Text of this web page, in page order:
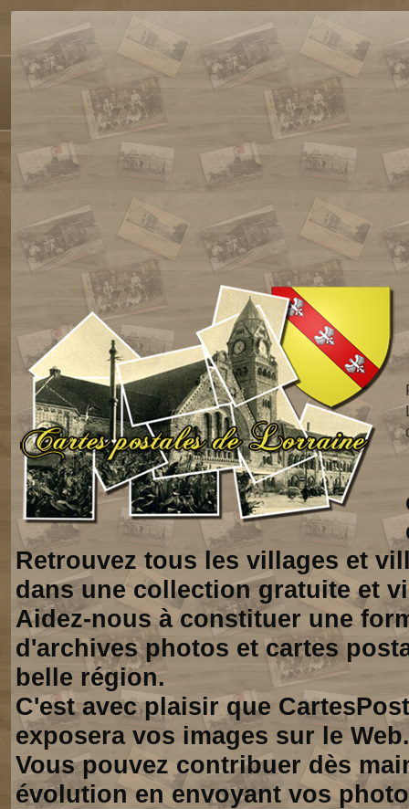
Retrouvez tous les villages et
dans une collection gratuite et
Aidez-nous à constituer une
d'archives photos et cartes
belle région.
C'est avec plaisir que
exposera vos images sur le Web.
Vous pouvez contribuer dès
évolution en envoyant vos